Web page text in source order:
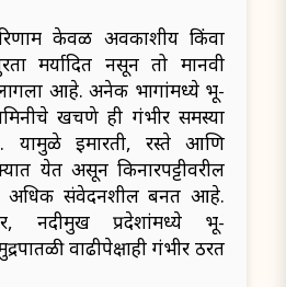
केवळ अवकाशीय किंवा
मर्यादित नसून तो मानवी
आहे. अनेक भागांमध्ये भू-
खचणे ही गंभीर समस्या
यामुळे इमारती, रस्ते आणि
येत असून किनारपट्टीवरील
अधिक संवेदनशील बनत आहे.
नदीमुख प्रदेशांमध्ये भू-
वाढीपेक्षाही गंभीर ठरत